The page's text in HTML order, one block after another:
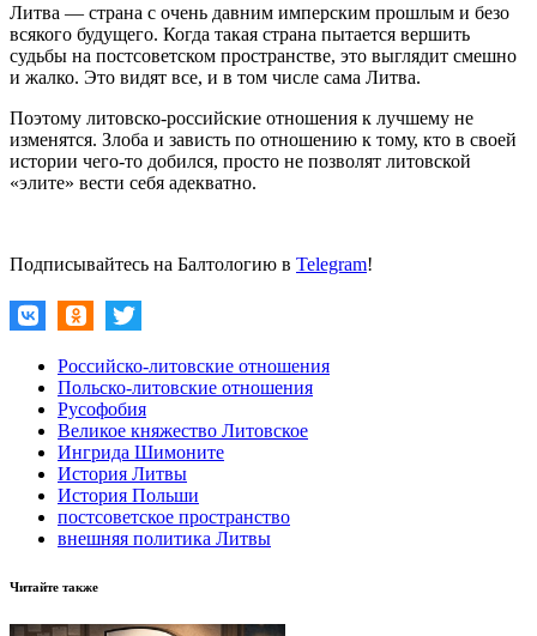
Литва — страна с очень давним имперским прошлым и безо
всякого будущего. Когда такая страна пытается вершить
судьбы на постсоветском пространстве, это выглядит смешно
и жалко. Это видят все, и в том числе сама Литва.
Поэтому литовско-российские отношения к лучшему не
изменятся. Злоба и зависть по отношению к тому, кто в своей
истории чего-то добился, просто не позволят литовской
«элите» вести себя адекватно.
Подписывайтесь на Балтологию в Telegram!
Российско-литовские отношения
Польско-литовские отношения
Русофобия
Великое княжество Литовское
Ингрида Шимоните
История Литвы
История Польши
постсоветское пространство
внешняя политика Литвы
Читайте также